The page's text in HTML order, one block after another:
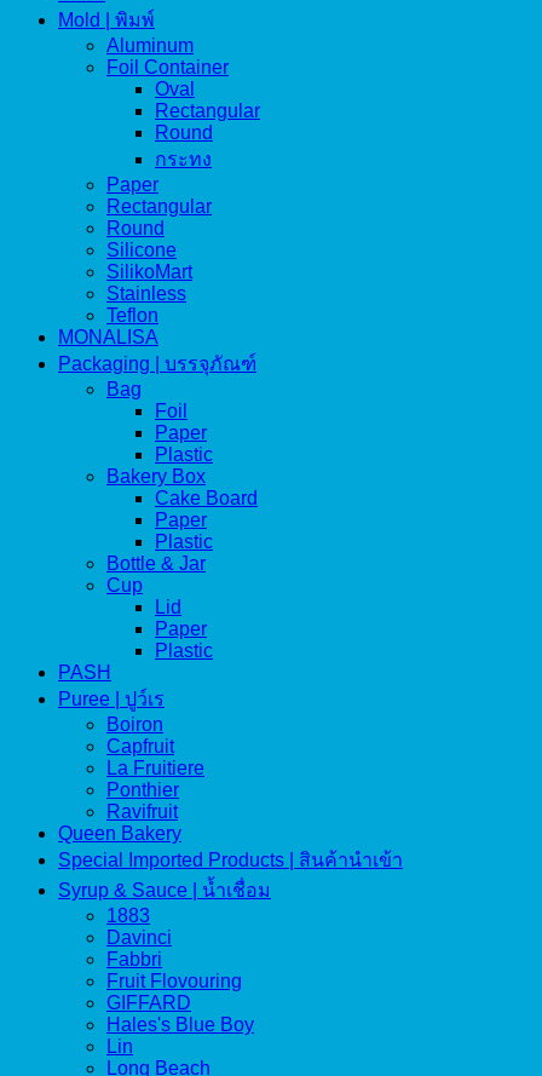
Mold | พิมพ์
Aluminum
Foil Container
Oval
Rectangular
Round
กระทง
Paper
Rectangular
Round
Silicone
SilikoMart
Stainless
Teflon
MONALISA
Packaging | บรรจุภัณฑ์
Bag
Foil
Paper
Plastic
Bakery Box
Cake Board
Paper
Plastic
Bottle & Jar
Cup
Lid
Paper
Plastic
PASH
Puree | ปูว์เร
Boiron
Capfruit
La Fruitiere
Ponthier
Ravifruit
Queen Bakery
Special Imported Products | สินค้านำเข้า
Syrup & Sauce | น้ำเชื่อม
1883
Davinci
Fabbri
Fruit Flovouring
GIFFARD
Hales's Blue Boy
Lin
Long Beach